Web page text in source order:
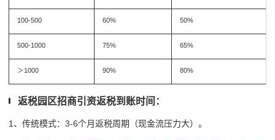
100-500 60% 50%
500-1000 75% 65%
＞1000 90% 80%
返税园区招商引资返税到账时间：
1、传统模式：3-6个月返税周期（现金流压力大）。